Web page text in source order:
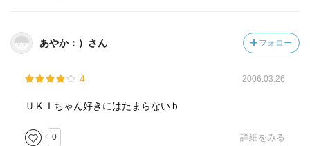
あやか：）さん フォロー
4 2006.03.26
ＵＫＩちゃん好きにはたまらないｂ
0 詳細をみる